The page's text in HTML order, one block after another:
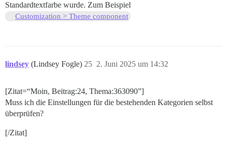
Standardtextfarbe wurde. Zum Beispiel
Customization > Theme component
lindsey (Lindsey Fogle) 2. Juni 2025 um 14:32
25
[Zitat=“Moin, Beitrag:24, Thema:363090”]
Muss ich die Einstellungen für die bestehenden Kategorien selbst
überprüfen?
[/Zitat]